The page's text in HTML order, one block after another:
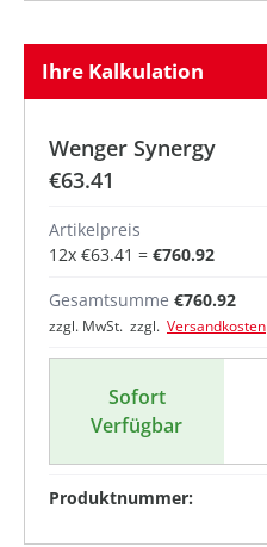
Ihre Kalkulation
Wenger Synergy
€63.41
Artikelpreis
12x €63.41 = €760.92
Gesamtsumme €760.92
zzgl. MwSt. zzgl. Versandkosten
Sofort
Verfügbar
Produktnummer: